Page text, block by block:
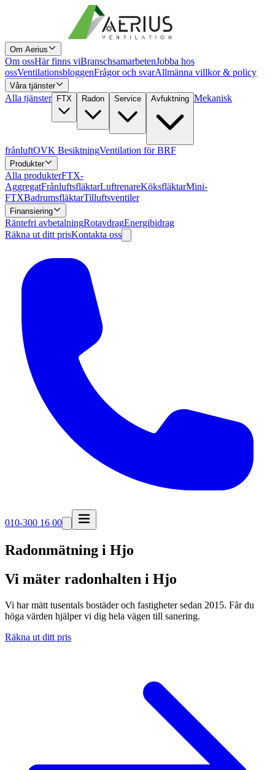
Om Aerius
Om ossHär finns viBranschsamarbetenJobba hos
ossVentilationsbloggenFrågor och svarAllmänna villkor & policy
Våra tjänster
Alla tjänster FTX Radon Service Avfuktning Mekanisk
frånluftOVK BesiktningVentilation för BRF
Produkter
Alla produkterFTX-
AggregatFrånluftsfläktarLuftrenareKöksfläktarMini-
FTXBadrumsfläktarTilluftsventiler
Finansiering
Räntefri avbetalningRotavdragEnergibidrag
Räkna ut ditt prisKontakta oss
010-300 16 00
Radonmätning i Hjo
Vi mäter radonhalten i Hjo
Vi har mätt tusentals bostäder och fastigheter sedan 2015. Får du
höga värden hjälper vi dig hela vägen till sanering.
Räkna ut ditt pris